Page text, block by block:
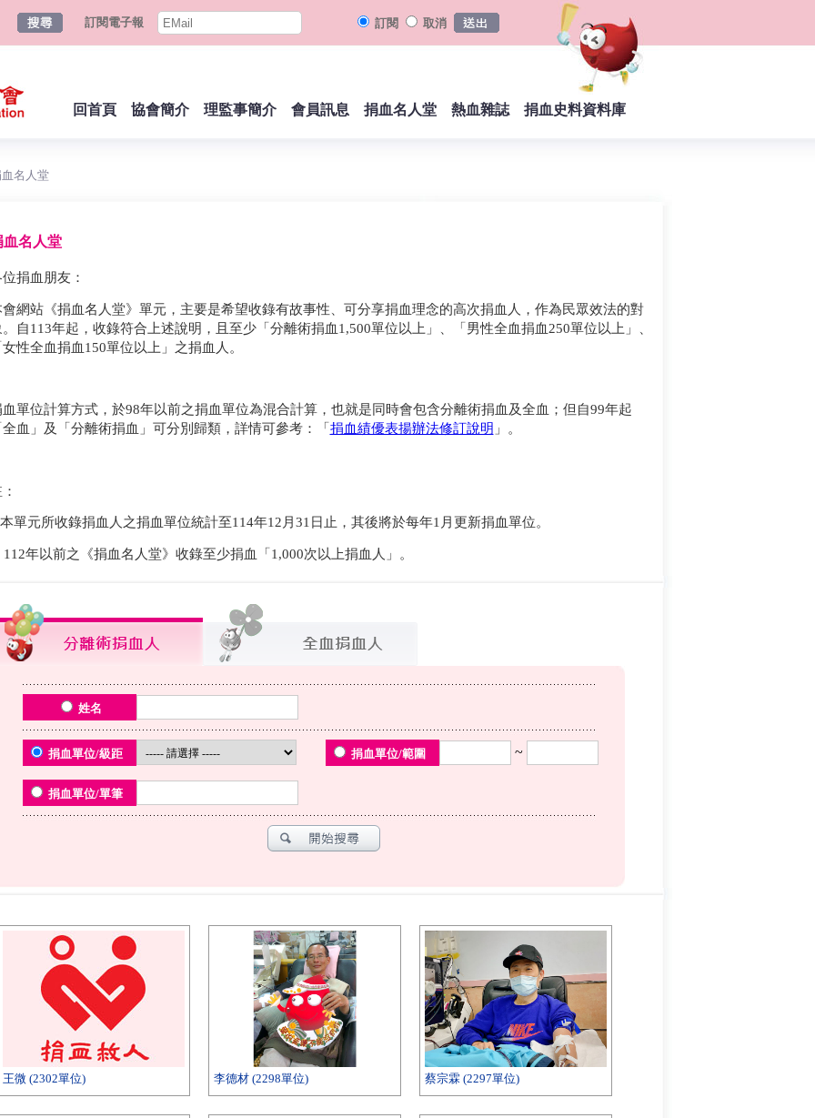
訂閱電子報 訂閱 取消
回首頁 協會簡介 理監事簡介 會員訊息 捐血名人堂 熱血雜誌 捐血史料資料庫
名人堂
血名人堂
捐血朋友：
會網站《捐血名人堂》單元，主要是希望收錄有故事性、可分享捐血理念的高次捐血人，作為民眾效法的對
。自113年起，收錄符合上述說明，且至少「分離術捐血1,500單位以上」、「男性全血捐血250單位以上」、
女性全血捐血150單位以上」之捐血人。
血單位計算方式，於98年以前之捐血單位為混合計算，也就是同時會包含分離術捐血及全血；但自99年起
全血」及「分離術捐血」可分別歸類，詳情可參考：「 捐血績優表揚辦法修訂說明 」。
單元所收錄捐血人之捐血單位統計至114年12月31日止，其後將於每年1月更新捐血單位。
112年以前之《捐血名人堂》收錄至少捐血「1,000次以上捐血人」。
姓名
捐血單位/級距 捐血單位/範圍 ~
捐血單位/單筆
王微 (2302單位) 李德材 (2298單位) 蔡宗霖 (2297單位)